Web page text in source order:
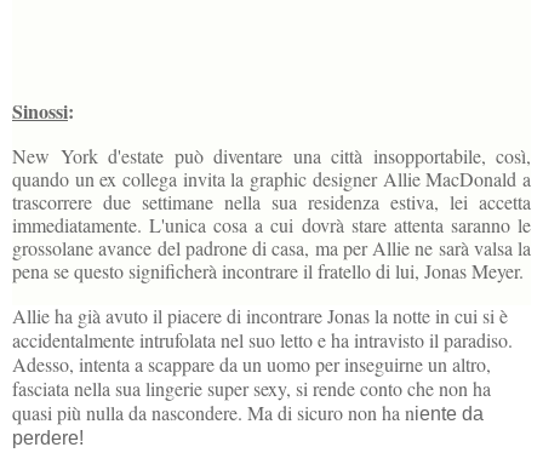
Sinossi:
New York d'estate può diventare una città insopportabile, così,
quando un ex collega invita la graphic designer Allie MacDonald a
trascorrere due settimane nella sua residenza estiva, lei accetta
immediatamente. L'unica cosa a cui dovrà stare attenta saranno le
grossolane avance del padrone di casa, ma per Allie ne sarà valsa la
pena se questo significherà incontrare il fratello di lui, Jonas Meyer.
Allie ha già avuto il piacere di incontrare Jonas la notte in cui si è
accidentalmente intrufolata nel suo letto e ha intravisto il paradiso.
Adesso, intenta a scappare da un uomo per inseguirne un altro,
fasciata nella sua lingerie super sexy, si rende conto che non ha
quasi più nulla da nascondere. Ma di sicuro non ha niente da
perdere!